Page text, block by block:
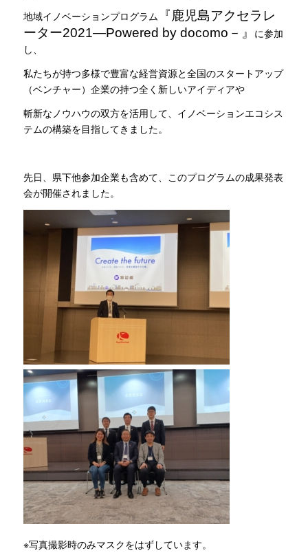
地域イノベーションプログラム
『鹿児島アクセラレ
ーター2021―Powered by docomo－』
に参加
し、
私たちが持つ多様で豊富な経営資源と全国のスタートアップ
（ベンチャー）企業の持つ全く新しいアイディアや
斬新なノウハウの双方を活用して、イノベーションエコシス
テムの構築を目指してきました。
先日、県下他参加企業も含めて、このプログラムの成果発表
会が開催されました。
※写真撮影時のみマスクをはずしています。